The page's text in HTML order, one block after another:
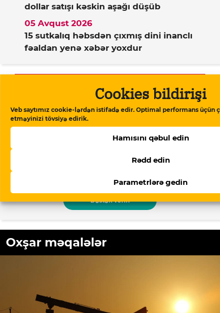
Cookies bildirişi
Veb saytımız cookie-lərdən istifadə edir. Optimal performans üçün
etməyinizi tövsiyə edirik.
Hamısını qəbul edin
Rədd edin
Parametrlərə gedin
dollar satışı kəskin aşağı düşüb
15 sutkalıq həbsdən çıxmış dini inanclı
fəaldan yenə xəbər yoxdur
05 Avqust 2026
Dəstək verin
Meydan TV Azərbaycanın media
məkanındakı alternativ səsidir! İşimizin
ehtiyacımız var. Meydan TV-yə aylıq və ya
Dəstək verin
Oxşar məqalələr